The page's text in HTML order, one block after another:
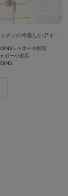
シャポー小岩店
ポー小岩店